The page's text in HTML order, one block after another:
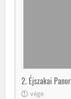
2. Éjszakai
vége